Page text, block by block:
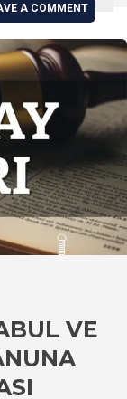
A COMMENT
VE